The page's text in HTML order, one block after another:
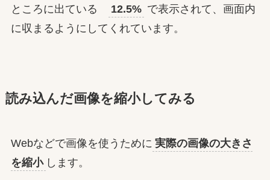
ところに出ている
12.5% で表示されて、画面内
に収まるようにしてくれています。
読み込んだ画像を縮小してみる
Webなどで画像を使うために 実際の画像の大きさ
を縮小 します。